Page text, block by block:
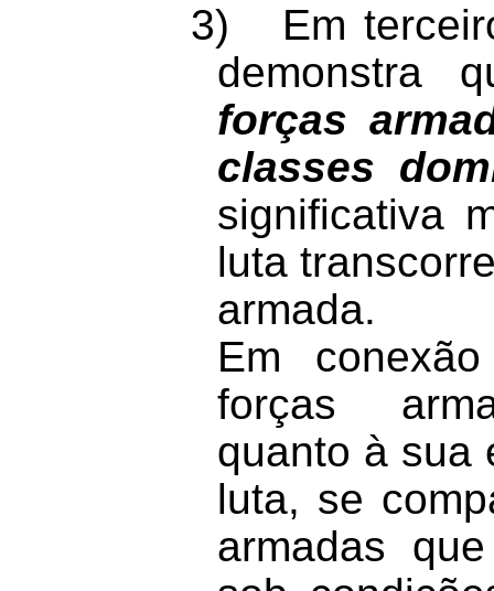
3)
Em
demonstra
forças
classes
significativa
luta
armada.
Em
forças
quanto à sua
luta, se
armadas